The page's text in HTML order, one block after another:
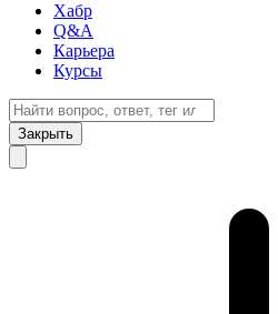
Хабр
Q&A
Карьера
Курсы
Закрыть